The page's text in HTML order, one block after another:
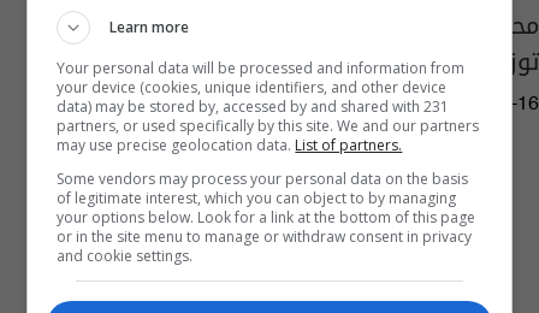
محافظ كربلاء ونقيب الصحفيين يبحثان آليات
توزيع قطع الأراضي ودعم الإعلاميين
06:53 | 2026-01-16
Learn more
Your personal data will be processed and information from
your device (cookies, unique identifiers, and other device
data) may be stored by, accessed by and shared with 231
partners, or used specifically by this site. We and our partners
may use precise geolocation data. List of partners.
Some vendors may process your personal data on the basis
of legitimate interest, which you can object to by managing
your options below. Look for a link at the bottom of this page
or in the site menu to manage or withdraw consent in privacy
and cookie settings.